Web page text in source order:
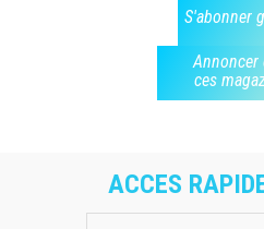
S'abonner
Annoncer
ces
ACCES